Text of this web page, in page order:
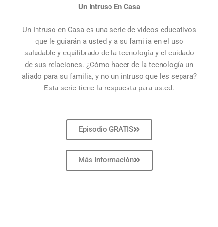
Un Intruso En Casa
Un Intruso en Casa es una serie de videos educativos
que le guiarán a usted y a su familia en el uso
saludable y equilibrado de la tecnología y el cuidado
de sus relaciones. ¿Cómo hacer de la tecnología un
aliado para su familia, y no un intruso que les separa?
Esta serie tiene la respuesta para usted.
Episodio GRATIS
Más Información